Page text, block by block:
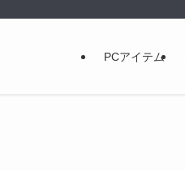
PCアイテム